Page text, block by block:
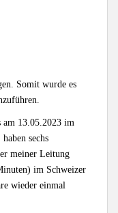
Somit wurde es
13.05.2023 im
sechs
meiner Leitung
im Schweizer
wieder einmal